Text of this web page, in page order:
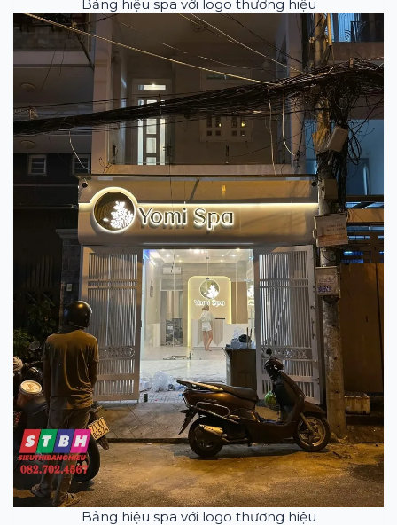
Bảng hiệu spa với logo thương hiệu
Bảng hiệu spa với logo thương hiệu